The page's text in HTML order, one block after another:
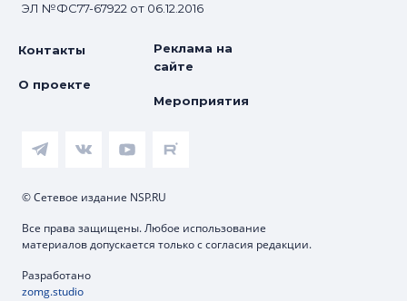
ЭЛ №ФС77-67922 от 06.12.2016
Контакты
О проекте
Реклама на
сайте
Мероприятия
© Сетевое издание NSP.RU
Все права защищены. Любое использование
материалов допускается только с согласия редакции.
Разработано
zomg.studio